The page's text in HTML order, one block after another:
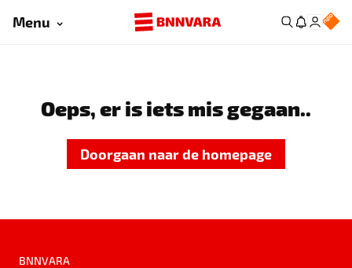
Menu
Oeps, er is iets mis gegaan..
Doorgaan naar de homepage
BNNVARA